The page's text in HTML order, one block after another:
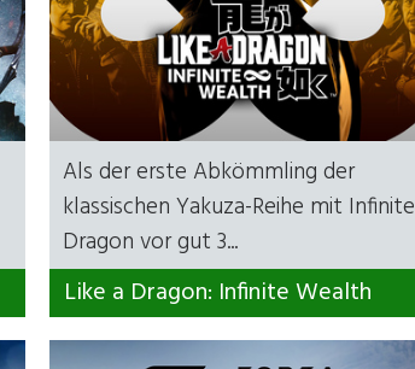
Als der erste Abkömmling der
klassischen Yakuza-Reihe mit Infinite
Dragon vor gut 3...
Like a Dragon: Infinite Wealth